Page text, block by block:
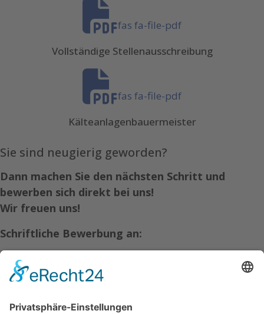
fas fa-file-pdf
Vollständige Stellenausschreibung
fas fa-file-pdf
Kälteanlagenbauermeister
Sie sind neugierig geworden?
Dann machen Sie den nächsten Schritt und
bewerben sich direkt bei uns!
Wir freuen uns!
Schriftliche Bewerbung an:
Nibberich Agrar- und Kältetechnik GmbH
Lingener Straße 9